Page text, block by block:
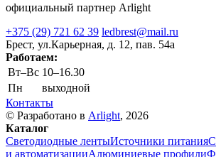
официальный партнер Arlight
+375 (29) 721 62 39 ledbrest@mail.ru
Брест, ул.Карьерная, д. 12, пав. 54а
Работаем:
Вт–Вс 10–16.30
Пн
выходной
Контакты
© Разработано в Arlight, 2026
Каталог
Светодиодные лентыИсточники питания
и автоматизацииАлюминиевые профили